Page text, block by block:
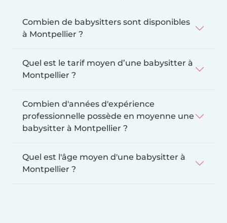
Combien de babysitters sont disponibles
à Montpellier ?
Quel est le tarif moyen d’une babysitter à
Montpellier ?
Combien d'années d'expérience
professionnelle possède en moyenne une
babysitter à Montpellier ?
Quel est l'âge moyen d'une babysitter à
Montpellier ?